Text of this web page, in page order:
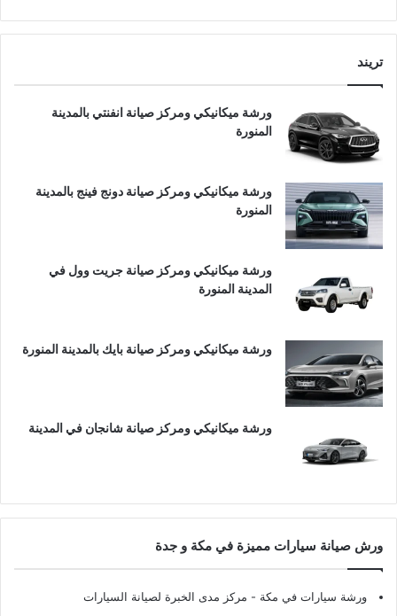
تريند
ورشة ميكانيكي ومركز صيانة انفنتي بالمدينة
المنورة
ورشة ميكانيكي ومركز صيانة دونج فينج بالمدينة
المنورة
ورشة ميكانيكي ومركز صيانة جريت وول في
المدينة المنورة
ورشة ميكانيكي ومركز صيانة بايك بالمدينة المنورة
ورشة ميكانيكي ومركز صيانة شانجان في المدينة
ورش صيانة سيارات مميزة في مكة و جدة
ورشة سيارات في مكة - مركز مدى الخبرة لصيانة السيارات